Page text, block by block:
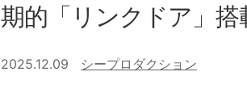
期的「リンクドア」
2025.12.09 シープロダクション